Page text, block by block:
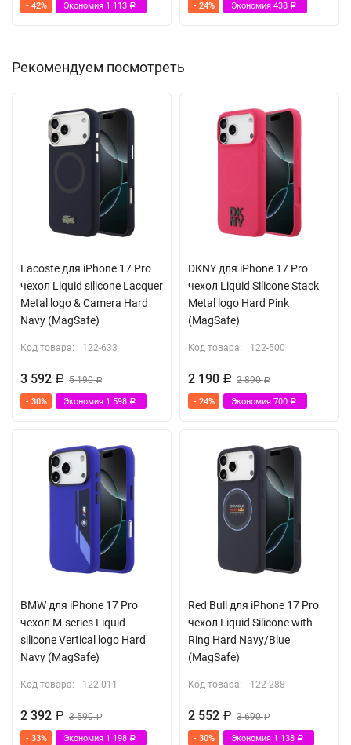
- 42% Экономия 1 113 Р - 24% Экономия 438 Р
Рекомендуем посмотреть
Lacoste для iPhone 17 Pro
чехол Liquid silicone Lacquer
Metal logo & Camera Hard
Navy (MagSafe)
Код товара: 122-633
3 592 Р 5 190Р
- 30% Экономия 1 598 Р
DKNY для iPhone 17 Pro
чехол Liquid Silicone Stack
Metal logo Hard Pink
(MagSafe)
Код товара: 122-500
2 190 Р 2 890Р
- 24% Экономия 700 Р
BMW для iPhone 17 Pro
чехол M-series Liquid
silicone Vertical logo Hard
Navy (MagSafe)
Код товара: 122-011
2 392 Р 3 590Р
- 33% Экономия 1 198 Р
Red Bull для iPhone 17 Pro
чехол Liquid Silicone with
Ring Hard Navy/Blue
(MagSafe)
Код товара: 122-288
2 552 Р 3 690Р
- 30% Экономия 1 138 Р